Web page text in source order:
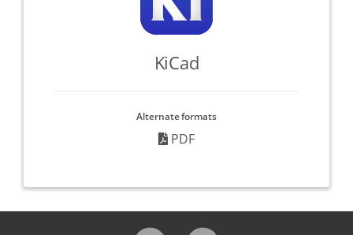
KiCad
Alternate formats
PDF